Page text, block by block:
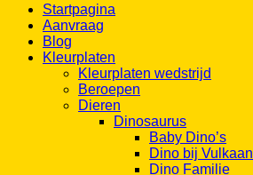
Startpagina
Aanvraag
Blog
Kleurplaten
Kleurplaten wedstrijd
Beroepen
Dieren
Dinosaurus
Baby Dino’s
Dino bij Vulkaan
Dino Familie